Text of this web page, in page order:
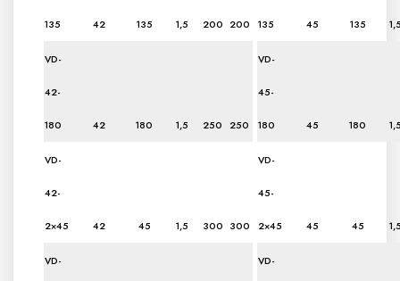
135 42 135 1,5 200 200 135 45 135
VD-
42-
180 42 180 1,5 250 250
VD-
45-
180 45 180
VD-
42-
2×45 42 45 1,5 300 300
VD-
45-
2×45 45 45
VD- VD-